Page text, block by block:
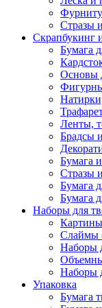
Стразы
Скрапбукинг
Бумага
Основы
Ленты,
Брадсы
Бумага
Стразы
Бумага
Бумага
Наборы для
Слаймы
Наборы
Наборы
Упаковка
Бумага